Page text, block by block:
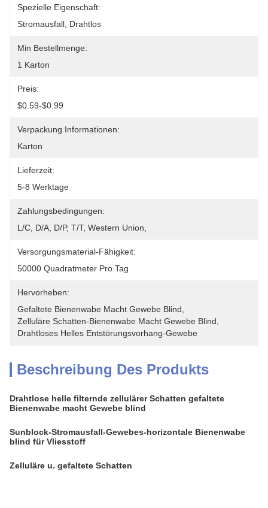
Spezielle Eigenschaft:
Stromausfall, Drahtlos
Min Bestellmenge:
1 Karton
Preis:
$0.59-$0.99
Verpackung Informationen:
Karton
Lieferzeit:
5-8 Werktage
Zahlungsbedingungen:
L/C, D/A, D/P, T/T, Western Union,
Versorgungsmaterial-Fähigkeit:
50000 Quadratmeter Pro Tag
Hervorheben:
Gefaltete Bienenwabe Macht Gewebe Blind
Zelluläre Schatten-Bienenwabe Macht Gewebe Blind
Drahtloses Helles Entstörungsvorhang-Gewebe
Beschreibung Des Produkts
Drahtlose helle filternde zellulärer Schatten gefaltete
Bienenwabe macht Gewebe blind
Sunblock-Stromausfall-Gewebes-horizontale Bienenwabe
blind für Vliesstoff
Zelluläre u. gefaltete Schatten